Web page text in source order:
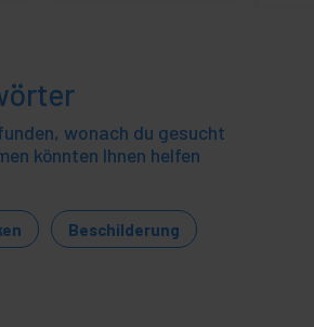
wonach du gesucht
könnten Ihnen helfen
Beschilderung